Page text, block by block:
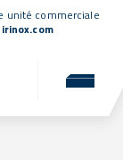
unité commerciale
irinox.com